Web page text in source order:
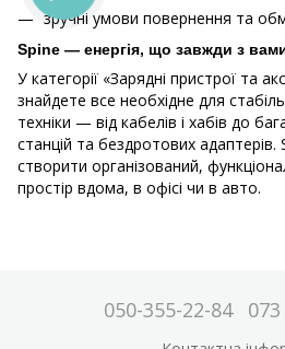
зручні умови повернення та
Spine — енергія, що завжди з
У категорії «Зарядні пристрої та
знайдете все необхідне для
техніки — від кабелів і хабів до
станцій та бездротових
створити організований,
простір вдома, в офісі чи в авто.
050-355-22-84